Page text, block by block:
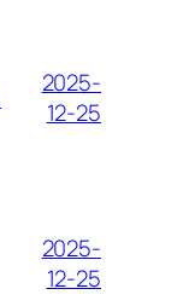
2025-
12-25
2025-
12-25